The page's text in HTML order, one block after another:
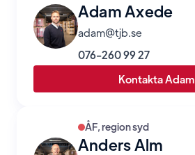
Adam Axede
adam@tjb.se
076-260 99 27
Kontakta Adam
ÅF, region syd
Anders Alm